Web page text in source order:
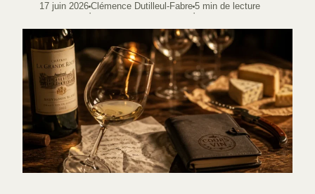
17 juin 2026
·
Clémence Dutilleul-Fabre
·
5 min de lecture